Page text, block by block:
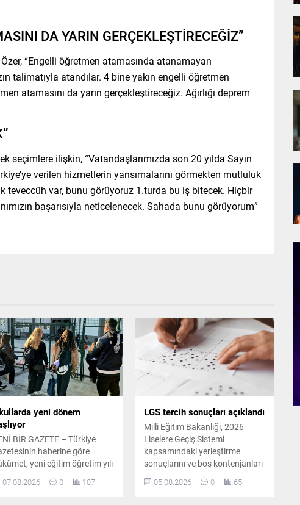
DA YARIN GERÇEKLEŞTİRECEĞİZ”
“Engelli öğretmen atamasında atanamayan
talimatıyla atandılar. 4 bine yakın engelli öğretmen
atamasını da yarın gerçekleştireceğiz. Ağırlığı deprem
seçimlere ilişkin, “Vatandaşlarımızda son 20 yılda Sayın
verilen hizmetlerin yansımalarını görmekten mutluluk
teveccüh var, bunu görüyoruz 1.turda bu iş bitecek. Hiçbir
başarısıyla neticelenecek. Sahada bunu görüyorum”
yeni dönem
BİR GAZETE – Türkiye
haberine göre
yeni eğitim öğretim yılı
yönelik yeni bir
07.08.2026 0 107
LGS tercih sonuçları açıklandı
Milli Eğitim Bakanlığı, 2026
Liselere Geçiş Sistemi
kapsamındaki yerleştirme
sonuçlarını ve boş kontenjanları
ise 5 Ağustos'ta başlayacak.
05.08.2026 0 65